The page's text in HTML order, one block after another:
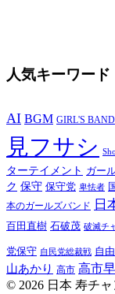
人気キーワード
AI BGM GIRL'S BAND
見フサシ
ターテイメント ガー
ク 保守 保守党 卑怯者
本のガールズバンド
日
百田直樹 石破茂 破滅チ
党保守 自民党総裁戦 自
山あかり 高市 高市
© 2026 日本 寿チ